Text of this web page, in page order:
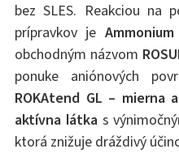
bez SLES. Reakciou na
prípravkov je
obchodným názvom
ponuke aniónových
ROKAtend GL – mierna
aktívna látkas
ktorá znižuje dráždivý